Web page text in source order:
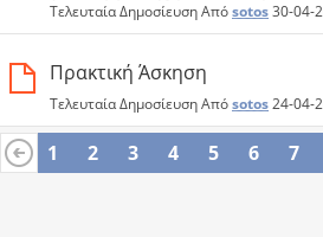
Τελευταία Δημοσίευση Απόsotos30-04-
Πρακτική Άσκηση
Τελευταία Δημοσίευση Απόsotos24-04-
1 2 3 4 5 6 7